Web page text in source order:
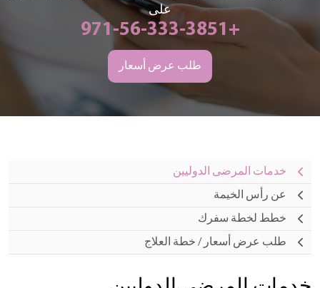
على
+971-56-333-3851
طلب عرض أسعار
خدمات المرضى الدوليين
عن رأس الخيمة
خطط لخطة سفرك
طلب عرض أسعار / خطة العلاج